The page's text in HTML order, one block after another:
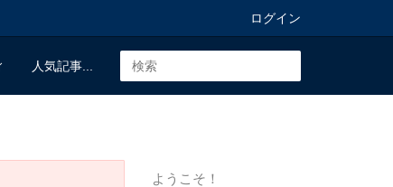
ログイン
人気記事...
ようこそ！